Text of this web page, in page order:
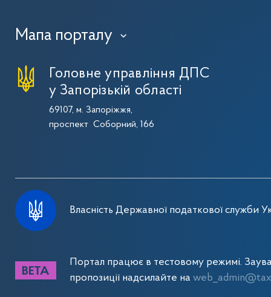
Мапа порталу ›
Головне управління ДПС
у Запорізькій області
69107, м. Запоріжжя,
проспект Соборний, 166
Власність Державної податкової служби
Портал працює в тестовому режимі.
пропозиції надсилайте на